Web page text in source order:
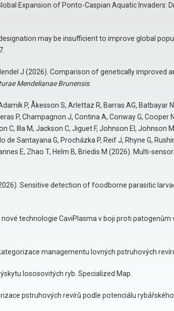
Expansion of Ponto-Caspian Aquatic Invaders:
may be insufficient to improve global
J (2026). Comparison of genetically
Mendelianae Brunensis.
P, Åkesson S, Arlettaz R, Barras AG, Batbayar
P, Champagnon J, Contina A, Conway G, Cooper
C, Illa M, Jackson C, Jiguet F, Johnson EI, Johnson
de Santayana G, Procházka P, Reif J, Rhyne G,
E, Zhao T, Helm B, Briedis M (2026). Multi-
Sensitive detection of foodborne parasitic
technologie CaviPlasma v boji proti
managementu lovných pstruhových
lososovitých ryb. Specialized Map.
pstruhových revírů podle potenciálu